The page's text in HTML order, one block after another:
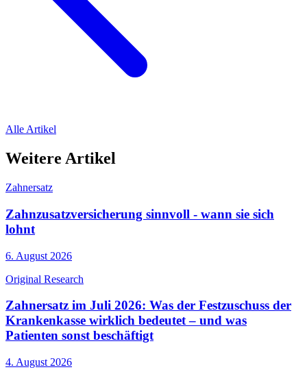
Alle Artikel
Weitere Artikel
Zahnersatz
Zahnzusatzversicherung sinnvoll - wann sie sich
lohnt
6. August 2026
Original Research
Zahnersatz im Juli 2026: Was der Festzuschuss der
Krankenkasse wirklich bedeutet – und was
Patienten sonst beschäftigt
4. August 2026